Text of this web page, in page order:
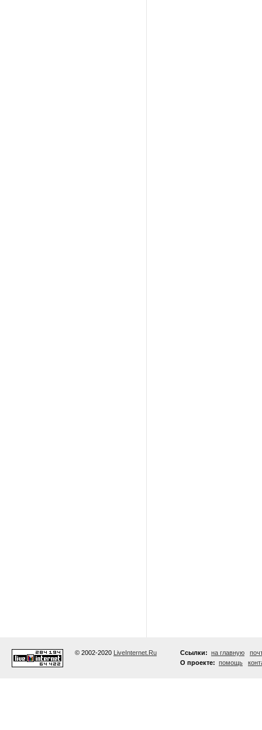
© 2002-2020 LiveInternet.Ru Ссылки: на главную
О проекте: помощь